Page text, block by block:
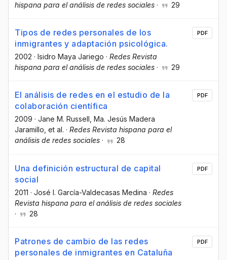
hispana para el análisis de redes sociales · 29
Tipos de redes personales de los
inmigrantes y adaptación psicológica.
2002 · Isidro Maya Jariego · Redes Revista
hispana para el análisis de redes sociales · 29
PDF
El análisis de redes en el estudio de la
colaboración científica
2009 · Jane M. Russell, Ma. Jesús Madera
Jaramillo, et al. · Redes Revista hispana para el
análisis de redes sociales · 28
PDF
Una definición estructural de capital
social
2011 · José I. García-Valdecasas Medina · Redes
Revista hispana para el análisis de redes sociales
·
28
PDF
Patrones de cambio de las redes
personales de inmigrantes en Cataluña
PDF